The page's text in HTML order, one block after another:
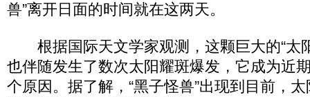
兽”离开日面的时间就在这两天。
根据国际天文学家观测，这颗巨大的“太
也伴随发生了数次太阳耀斑爆发，它成为近
个原因。据了解，“黑子怪兽”出现到目前，